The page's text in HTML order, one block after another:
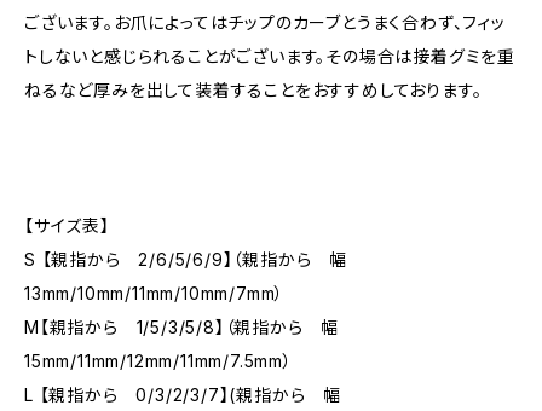
ございます。お爪によってはチップのカーブとうまく合わず、フィッ
トしないと感じられることがございます。その場合は接着グミを重
ねるなど厚みを出して装着することをおすすめしております。
【サイズ表】
S 【親指から 2/6/5/6/9】（親指から 幅
13mm/10mm/11mm/10mm/7mm）
M【親指から 1/5/3/5/8】（親指から 幅
15mm/11mm/12mm/11mm/7.5mm）
L 【親指から 0/3/2/3/7】(親指から 幅